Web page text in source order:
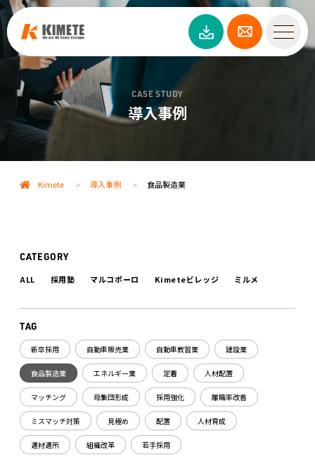
CASE STUDY
導入事例
Kimete > 導入事例 > 食品製造業
CATEGORY
ALL 採用塾 マルコポーロ Kimeteビレッジ ミルメ
TAG
新卒採用 自動車販売業 自動車教習業 建設業
食品製造業 エネルギー業 定着 人材配置
マッチング 母集団形成 採用強化 離職率改善
ミスマッチ対策 見極め 配置 人材育成
適材適所 組織改革 若手採用